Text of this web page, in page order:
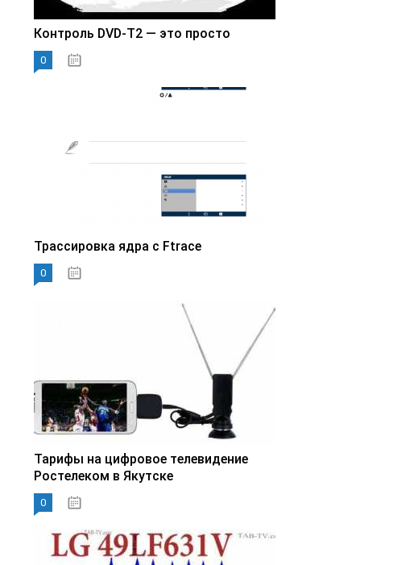
Контроль DVD-T2 — это просто
0
Трассировка ядра с Ftrace
0
Тарифы на цифровое телевидение
Ростелеком в Якутске
0